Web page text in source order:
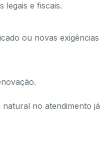
legais e fiscais.
ou novas exigências
no atendimento já